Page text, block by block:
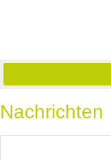
Nachrichten